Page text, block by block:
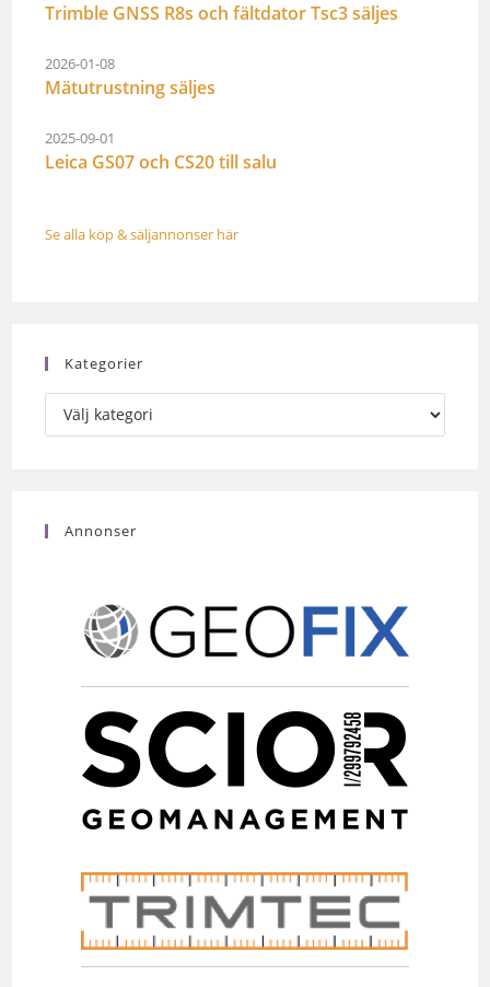
Trimble GNSS R8s och fältdator Tsc3 säljes
2026-01-08
Mätutrustning säljes
2025-09-01
Leica GS07 och CS20 till salu
Se alla köp & säljannonser här
Kategorier
Annonser